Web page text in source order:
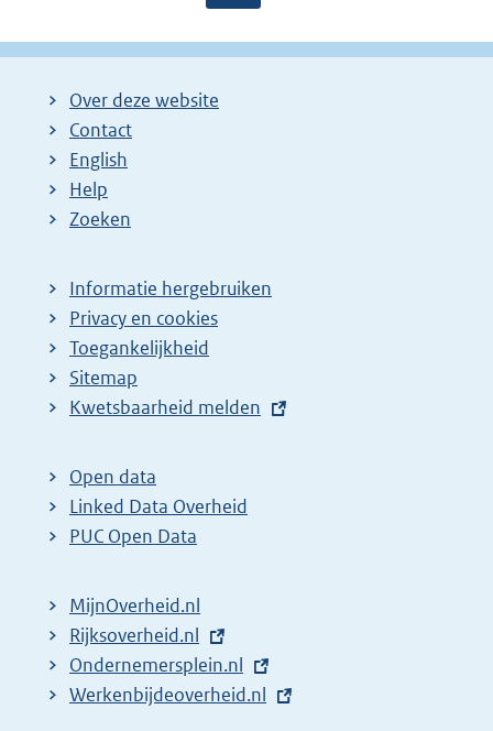
g
g
l
Over deze website
Contact
English
Help
Zoeken
Informatie hergebruiken
Privacy en cookies
Toegankelijkheid
Sitemap
E
t
e
r
l
i
n
k
Kwetsbaarheid melden
Open data
Linked Data Overheid
PUC Open Data
MijnOverheid.nl
E
x
t
Rijksoverheid.nl
E
x
Ondernemersplein.nl
E
Werkenbijdeoverheid.nl